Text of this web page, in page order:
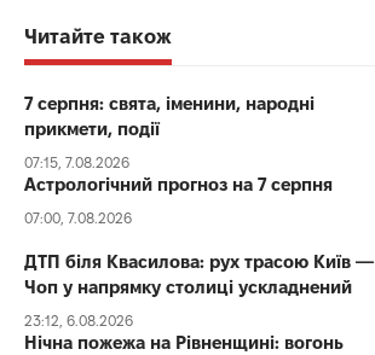
Читайте також
7 серпня: свята, іменини, народні
прикмети, події
07:15, 7.08.2026
Астрологічний прогноз на 7 серпня
07:00, 7.08.2026
ДТП біля Квасилова: рух трасою Київ —
Чоп у напрямку столиці ускладнений
23:12, 6.08.2026
Нічна пожежа на Рівненщині: вогонь